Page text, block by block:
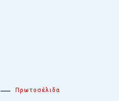
Πρωτοσέλιδα